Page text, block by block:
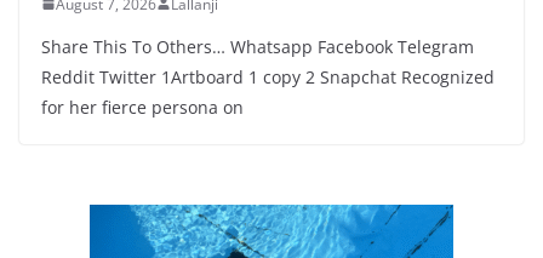
Share This To Others… Whatsapp Facebook Telegram
Reddit Twitter 1Artboard 1 copy 2 Snapchat Recognized
for her fierce persona on